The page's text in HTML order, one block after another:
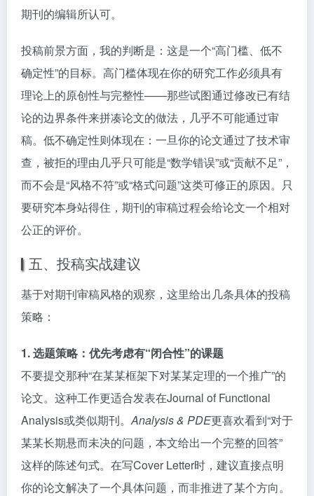
期刊的编辑所认可。
投稿前景方面，我的判断是：这是一个“高门槛、低不
确定性”的目标。高门槛体现在你的研究工作必须具有
理论上的原创性与完整性——那些试图通过修改已有结
论的边界条件来拼凑论文的做法，几乎不可能通过审
稿。低不确定性则体现在：一旦你的论文通过了技术审
查，被拒的理由几乎只可能是“数学错误”或“贡献不足”，
而不会是“风格不符”或“格式问题”这类可修正的原因。只
要研究本身站得住，期刊的审稿过程会给论文一个相对
公正的评价。
五、投稿实战建议
基于对期刊审稿风格的观察，这里给出几条具体的投稿
策略：
1. 选题策略：优先考虑有“闭合性”的课题
不要提交那种“在某某框架下对某某定理的一个推广”的
论文。这种工作更适合发表在Journal of Functional
Analysis或类似期刊。Analysis & PDE更喜欢看到“对于
某某长期悬而未决的问题，本文给出一个完整的回答”
这样的陈述句式。在写Cover Letter时，建议直接点明
你的论文解决了一个具体问题，而非推进了某个方向。